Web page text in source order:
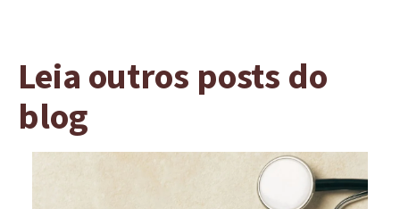
Leia outros posts do
blog